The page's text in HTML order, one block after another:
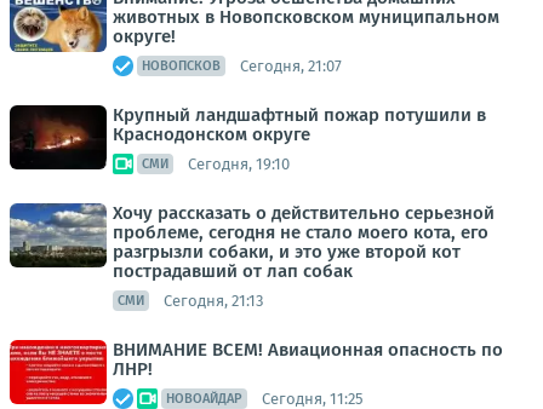
животных в Новопсковском муниципальном
округе!
НОВОПСКОВ Сегодня, 21:07
Крупный ландшафтный пожар потушили в
Краснодонском округе
СМИ Сегодня, 19:10
Хочу рассказать о действительно серьезной
проблеме, сегодня не стало моего кота, его
разгрызли собаки, и это уже второй кот
пострадавший от лап собак
СМИ Сегодня, 21:13
ВНИМАНИЕ ВСЕМ! Авиационная опасность по
ЛНР!
НОВОАЙДАР Сегодня, 11:25